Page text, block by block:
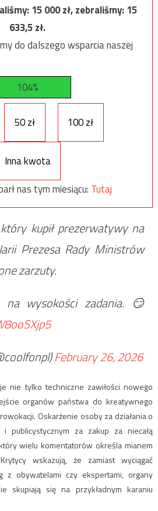
15 000zł, zebraliśmy:15
633,5zł.
do dalszego wsparcia naszej
104%
50 zł 100 zł
Inna kwota
nas tym miesiącu: Tutaj
kupił prezerwatywy na
Prezesa Rady Ministrów
zarzuty.
na wysokości zadania. 😏
February 26, 2026
nie tylko techniczne zawiłości nowego
organów państwa do kreatywnego
Oskarżenie osoby za działania o
i publicystycznym za zakup za niecałą
wielu komentatorów określa mianem
wskazują, że zamiast wyciągać
z obywatelami czy ekspertami, organy
skupiają się na przykładnym karaniu